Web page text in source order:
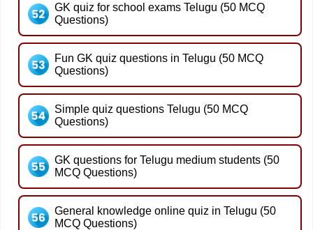
GK quiz for school exams Telugu (50 MCQ
Questions)
Fun GK quiz questions in Telugu (50 MCQ
Questions)
Simple quiz questions Telugu (50 MCQ
Questions)
GK questions for Telugu medium students (50
MCQ Questions)
General knowledge online quiz in Telugu (50
MCQ Questions)